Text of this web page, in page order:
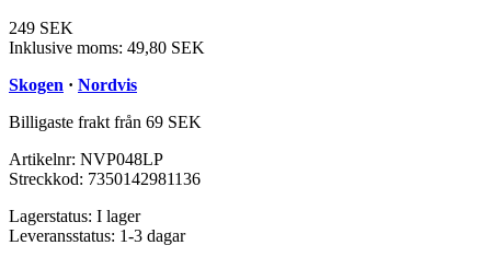
249 SEK
Inklusive moms: 49,80 SEK
Skogen · Nordvis
Billigaste frakt från 69 SEK
Artikelnr: NVP048LP
Streckkod: 7350142981136
Lagerstatus: I lager
Leveransstatus: 1-3 dagar